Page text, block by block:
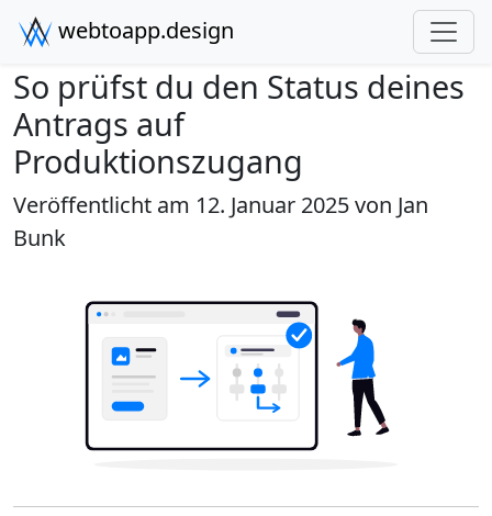
webtoapp.design
So prüfst du den Status deines
Antrags auf
Produktionszugang
Veröffentlicht am 12. Januar 2025 von Jan
Bunk